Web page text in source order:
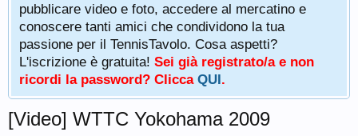
pubblicare video e foto, accedere al mercatino e
conoscere tanti amici che condividono la tua
passione per il TennisTavolo. Cosa aspetti?
L'iscrizione è gratuita! Sei già registrato/a e non
ricordi la password? Clicca QUI.
[Video] WTTC Yokohama 2009